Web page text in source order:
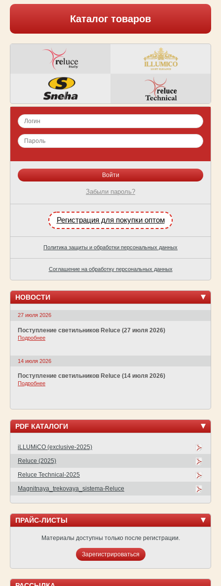
Каталог товаров
Забыли пароль?
Регистрация для покупки оптом
Политика защиты и обработки персональных данных
Соглашение на обработку персональных данных
НОВОСТИ
27 июля 2026
Поступление светильников Reluce (27 июля 2026)
Подробнее
14 июля 2026
Поступление светильников Reluce (14 июля 2026)
Подробнее
PDF КАТАЛОГИ
iLLUMiCO (exclusive-2025)
Reluce (2025)
Reluce Technical-2025
Magnitnaya_trekovaya_sistema-Reluce
ПРАЙС-ЛИСТЫ
Материалы доступны только после регистрации.
Зарегистрироваться